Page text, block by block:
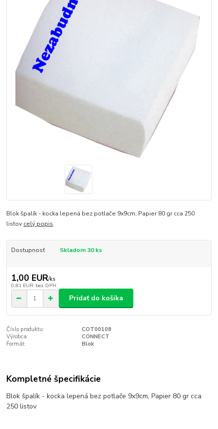
Blok špalík - kocka lepená bez potlače 9x9cm, Papier 80 gr cca 250
listov celý popis
Dostupnosť Skladom 30 ks
1,00 EUR/ks
0,81 EUR bez DPH
Pridať do košíka
Číslo produktu:
COT00108
Výrobca:
CONNECT
Formát:
Blok
Kompletné špecifikácie
Blok špalík - kocka lepená bez potlače 9x9cm, Papier 80 gr cca
250 listov